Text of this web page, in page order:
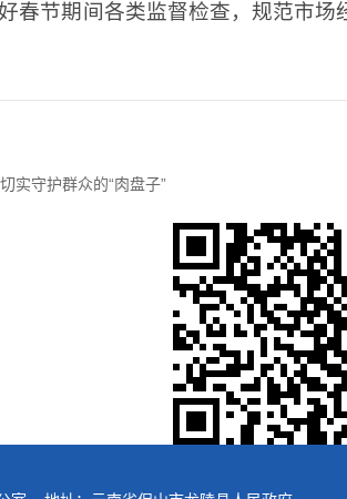
春节期间各类监督检查，规范市
实守护群众的“肉盘子”